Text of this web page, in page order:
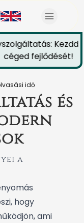
Kezdd
céged fejlődését!
idő
és
a
hogy
ami